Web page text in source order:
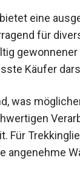
eine
hervorragend
nachhaltig
Käufer
was
Für
angenehme